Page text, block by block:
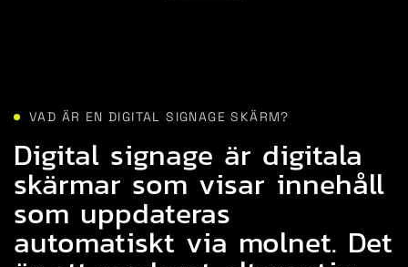
VAD ÄR EN DIGITAL SIGNAGE SKÄRM?
Digital signage är digitala
skärmar som visar innehåll
som uppdateras
automatiskt via molnet. Det